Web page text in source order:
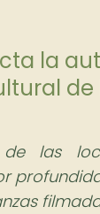
la
de
las